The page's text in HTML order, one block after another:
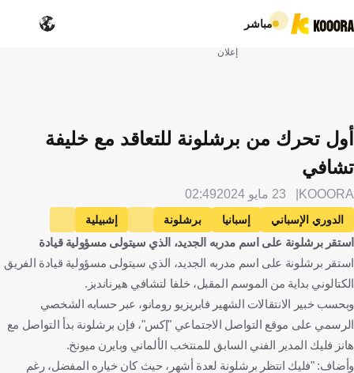
مباشر
إعلان
أول تحرك من برشلونة للتعاقد مع خليفة
تشافي
KOOORA 23 مايو 2024 02:49
الدوري الإسباني إسبانيا برشلونة
إشبيلية
تشافي هرنانديز
هانسي فليك ألمانيا الإنتقالات كرة قدم
استقر برشلونة على اسم مدربه الجديد، الذي سيتولى مسؤولية قيادة
استقر برشلونة على اسم مدربه الجديد، الذي سيتولى مسؤولية قيادة الفريق
الكتالوني بداية من الموسم المقبل، خلفا لتشافي هيرنانديز.
وبحسب خبير الانتقالات الشهير فابريزيو رومانو، عبر حسابه الشخصي
الرسمي على موقع التواصل الاجتماعي "إكس"، فإن برشلونة بدأ التواصل مع
هانز فليك المدير الفني السابق للمنتخب الألماني وبايرن ميونخ.
وأضاف: "فليك انتظر برشلونة لعدة أشهر، حيث كان خياره المفضل، رغم